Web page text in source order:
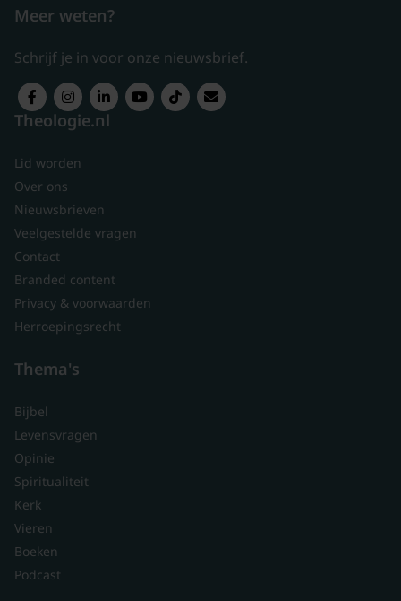
Meer weten?
Schrijf je in voor onze nieuwsbrief.
Theologie.nl
Lid worden
Over ons
Nieuwsbrieven
Veelgestelde vragen
Contact
Branded content
Privacy & voorwaarden
Herroepingsrecht
Thema's
Bijbel
Levensvragen
Opinie
Spiritualiteit
Kerk
Vieren
Boeken
Podcast